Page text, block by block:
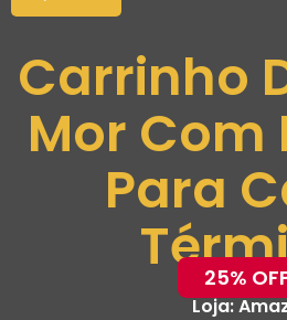
Carrinho
Mor Com
Para
25%
Loja: